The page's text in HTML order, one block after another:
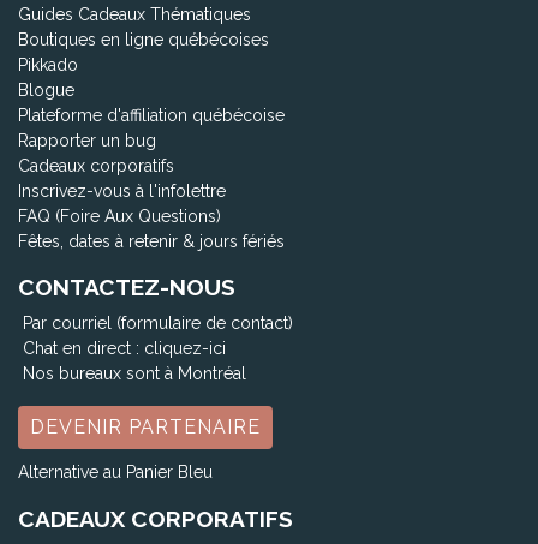
Guides Cadeaux Thématiques
Boutiques en ligne québécoises
Pikkado
Blogue
Plateforme d'affiliation québécoise
Rapporter un bug
Cadeaux corporatifs
Inscrivez-vous à l'infolettre
FAQ (Foire Aux Questions)
Fêtes, dates à retenir & jours fériés
CONTACTEZ-NOUS
Par courriel (formulaire de contact)
Chat en direct : cliquez-ici
Nos bureaux sont à Montréal
DEVENIR PARTENAIRE
Alternative au Panier Bleu
CADEAUX CORPORATIFS